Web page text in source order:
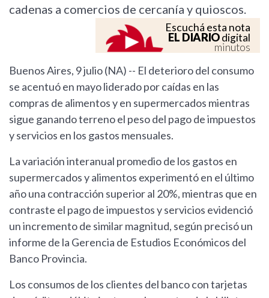
cadenas a comercios de cercanía y quioscos.
Escuchá esta nota
EL DIARIOdigital
minutos
Buenos Aires, 9 julio (NA) -- El deterioro del consumo
se acentuó en mayo liderado por caídas en las
compras de alimentos y en supermercados mientras
sigue ganando terreno el peso del pago de impuestos
y servicios en los gastos mensuales.
La variación interanual promedio de los gastos en
supermercados y alimentos experimentó en el último
año una contracción superior al 20%, mientras que en
contraste el pago de impuestos y servicios evidenció
un incremento de similar magnitud, según precisó un
informe de la Gerencia de Estudios Económicos del
Banco Provincia.
Los consumos de los clientes del banco con tarjetas